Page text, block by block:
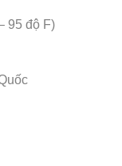
95 độ F)